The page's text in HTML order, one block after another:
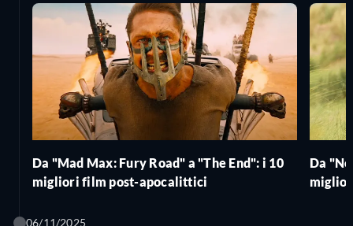
Da "Mad Max: Fury Road" a "The End": i 10
migliori film post-apocalittici
Da
06/11/2025